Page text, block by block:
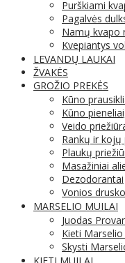
Purškiami
Pagalvės
Namų kvapo
Kvepiantys
LEVANDŲ LAUKAI
ŽVAKĖS
GROŽIO PREKĖS
Kūno
Kūno
Veido
Rankų ir kojų
Plaukų
Masažiniai
Dezodorantai
Vonios
MARSELIO MUILAI
Juodas
Kieti
Skysti
KIETI MUILAI